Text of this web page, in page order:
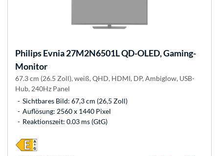
PhilipsEvnia 27M2N6501L QD-OLED, Gaming-
Monitor
67.3 cm (26.5 Zoll), weiß, QHD, HDMI, DP, Ambiglow, USB-
Hub, 240Hz Panel
Sichtbares Bild: 67,3 cm (26,5 Zoll)
Auflösung: 2560 x 1440 Pixel
Reaktionszeit: 0.03 ms (GtG)